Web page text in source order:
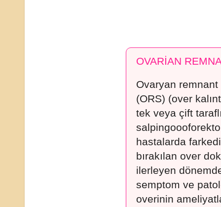
OVARİAN
Ovaryan
(ORS) (over
tek veya çift
hastalarda
bırakılan over
ilerleyen
semptom ve
overinin